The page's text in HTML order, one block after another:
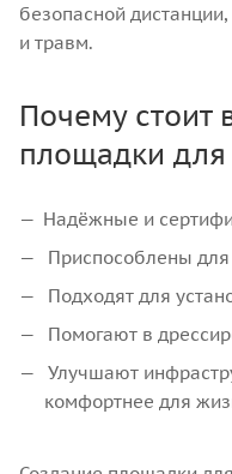
безопасной
и травм.
Почему стоит
площадки для
Надёжные и
Приспособлены
Подходят для
Помогают в
Улучшают
комфортнее для